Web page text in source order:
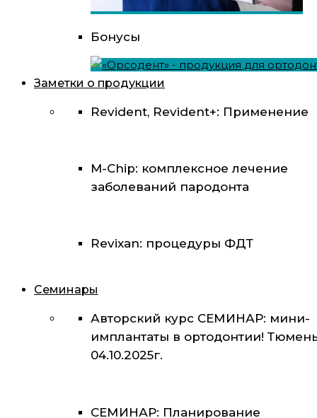
Бонусы
Заметки о продукции
Revident, Revident+: Применение
M-Chip: комплексное лечение
заболеваний пародонта
Revixan: процедуры ФДТ
Семинары
Авторский курс СЕМИНАР: мини-
имплантаты в ортодонтии!
04.10.2025г.
СЕМИНАР: Планирование